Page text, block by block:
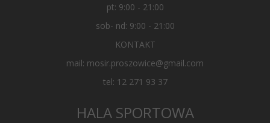
pt: 9:00 - 21:00
sob- nd: 9:00 - 21:00
KONTAKT
mail: mosir.proszowice@gmail.com
tel: 12 271 93 37
HALA SPORTOWA